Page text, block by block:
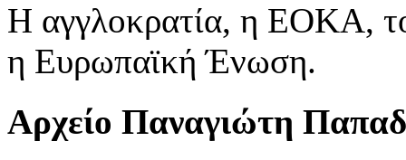
Η αγγλοκρατία, η ΕΟΚΑ,
η Ευρωπαϊκή Ένωση.
Αρχείο Παναγιώτη